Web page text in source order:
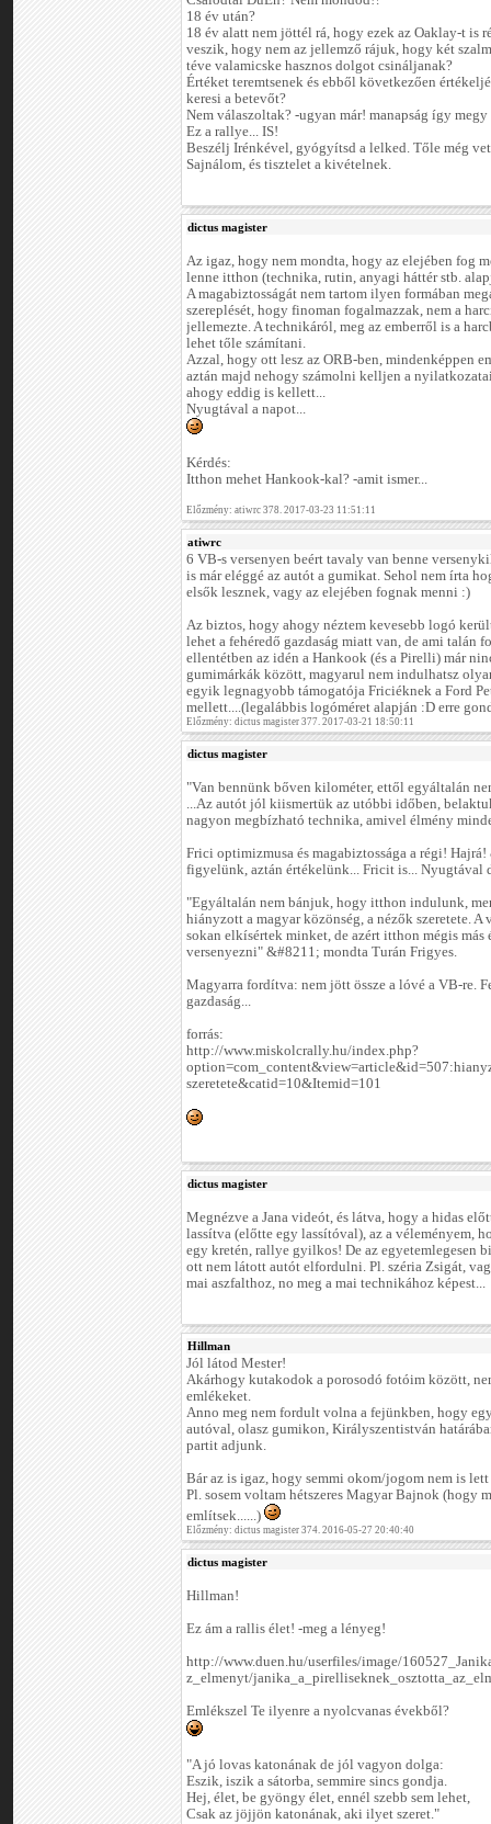
18 év után?
18 év alatt nem jöttél rá, hogy ezek az Oaklay-t is
veszik, hogy nem az jellemző rájuk, hogy két
téve valamicske hasznos dolgot csináljanak?
Értéket teremtsenek és ebből következően
keresi a betevőt?
Nem válaszoltak? -ugyan már! manapság így
Ez a rallye... IS!
Beszélj Irénkével, gyógyítsd a lelked. Tőle még
Sajnálom, és tisztelet a kivételnek.
dictus magister
Az igaz, hogy nem mondta, hogy az elejében fog
lenne itthon (technika, rutin, anyagi háttér stb.
A magabiztosságát nem tartom ilyen formában
szereplését, hogy finoman fogalmazzak, nem a
jellemezte. A technikáról, meg az emberről is a
lehet tőle számítani.
Azzal, hogy ott lesz az ORB-ben, mindenképpen
aztán majd nehogy számolni kelljen a
ahogy eddig is kellett...
Nyugtával a napot...
Kérdés:
Itthon mehet Hankook-kal? -amit ismer...
Előzmény: atiwrc 378. 2017-03-23 11:51:11
atiwrc
6 VB-s versenyen beért tavaly van benne
is már eléggé az autót a gumikat. Sehol nem írta
elsők lesznek, vagy az elejében fognak menni :)
Az biztos, hogy ahogy néztem kevesebb logó
lehet a fehéredő gazdaság miatt van, de ami talán
ellentétben az idén a Hankook (és a Pirelli) már
gumimárkák között, magyarul nem indulhatsz
egyik legnagyobb támogatója Friciéknek a Ford
mellett....(legalábbis logóméret alapján :D erre
Előzmény: dictus magister 377. 2017-03-21 18:50:11
dictus magister
"Van bennünk bőven kilométer, ettől egyáltalán
...Az autót jól kiismertük az utóbbi időben,
nagyon megbízható technika, amivel élmény
Frici optimizmusa és magabiztossága a régi!
figyelünk, aztán értékelünk... Fricit is... Nyugtával
"Egyáltalán nem bánjuk, hogy itthon indulunk,
hiányzott a magyar közönség, a nézők szeretete. A
sokan elkísértek minket, de azért itthon mégis más
versenyezni" &#8211; mondta Turán Frigyes.
Magyarra fordítva: nem jött össze a lóvé a VB-re.
gazdaság...
forrás:
http://www.miskolcrally.hu/index.php?
szeretete&catid=10&Itemid=101
dictus magister
Megnézve a Jana videót, és látva, hogy a hidas
lassítva (előtte egy lassítóval), az a véleményem,
egy kretén, rallye gyilkos! De az egyetemlegesen
ott nem látott autót elfordulni. Pl. széria Zsigát,
mai aszfalthoz, no meg a mai technikához képest...
Hillman
Jól látod Mester!
Akárhogy kutakodok a porosodó fotóim között,
emlékeket.
Anno meg nem fordult volna a fejünkben, hogy
autóval, olasz gumikon, Királyszentistván
partit adjunk.
Bár az is igaz, hogy semmi okom/jogom nem is
Pl. sosem voltam hétszeres Magyar Bajnok (hogy
említsek......)
Előzmény: dictus magister 374. 2016-05-27 20:40:40
dictus magister
Hillman!
Ez ám a rallis élet! -meg a lényeg!
http://www.duen.hu/userfiles/image/
z_elmenyt/
Emlékszel Te ilyenre a nyolcvanas évekből?
"A jó lovas katonának de jól vagyon dolga:
Eszik, iszik a sátorba, semmire sincs gondja.
Hej, élet, be gyöngy élet, ennél szebb sem lehet,
Csak az jöjjön katonának, aki ilyet szeret."